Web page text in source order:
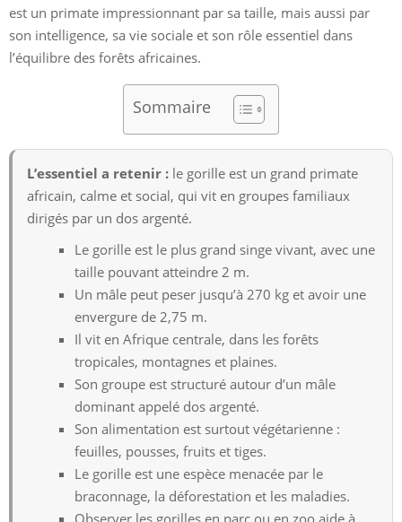
est un primate impressionnant par sa taille, mais aussi par
son intelligence, sa vie sociale et son rôle essentiel dans
l’équilibre des forêts africaines.
Sommaire
L’essentiel a retenir : le gorille est un grand primate
africain, calme et social, qui vit en groupes familiaux
dirigés par un dos argenté.
Le gorille est le plus grand singe vivant, avec une
taille pouvant atteindre 2 m.
Un mâle peut peser jusqu’à 270 kg et avoir une
envergure de 2,75 m.
Il vit en Afrique centrale, dans les forêts
tropicales, montagnes et plaines.
Son groupe est structuré autour d’un mâle
dominant appelé dos argenté.
Son alimentation est surtout végétarienne :
feuilles, pousses, fruits et tiges.
Le gorille est une espèce menacée par le
braconnage, la déforestation et les maladies.
Observer les gorilles en parc ou en zoo aide à